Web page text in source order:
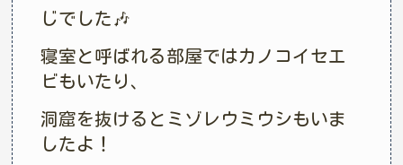
じでした🎶
寝室と呼ばれる部屋ではカノコイセエ
ビもいたり、
洞窟を抜けるとミゾレウミウシもいま
したよ！